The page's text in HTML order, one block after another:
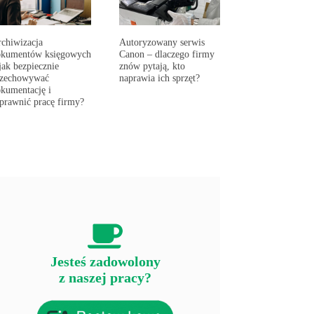
księgowych
bezpiecznie
i
pracę firmy?
Autoryzowany serwis
Canon – dlaczego firmy
znów pytają, kto
naprawia ich sprzęt?
Jesteś zadowolony
z naszej pracy?